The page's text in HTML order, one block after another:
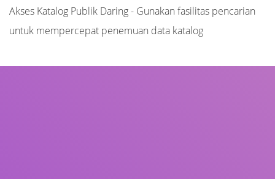
Akses Katalog Publik Daring - Gunakan fasilitas pencarian
untuk mempercepat penemuan data katalog